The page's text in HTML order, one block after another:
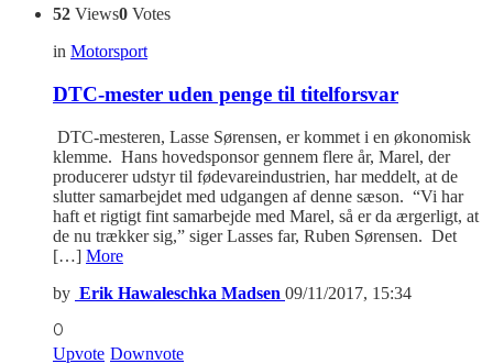
52 Views0 Votes
in Motorsport
DTC-mester uden penge til titelforsvar
DTC-mesteren, Lasse Sørensen, er kommet i en økonomisk
klemme. Hans hovedsponsor gennem flere år, Marel, der
producerer udstyr til fødevareindustrien, har meddelt, at de
slutter samarbejdet med udgangen af denne sæson. “Vi har
haft et rigtigt fint samarbejde med Marel, så er da ærgerligt, at
de nu trækker sig,” siger Lasses far, Ruben Sørensen. Det
[…] More
by Erik Hawaleschka Madsen 09/11/2017, 15:34
0
Upvote Downvote